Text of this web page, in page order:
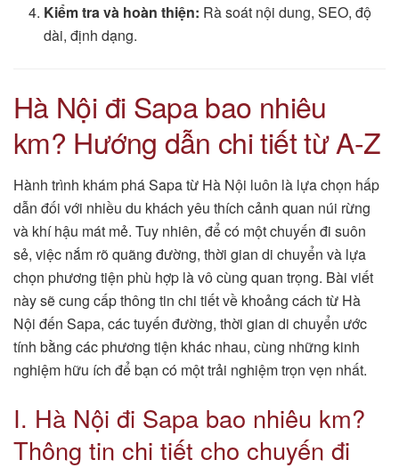
Kiểm tra và hoàn thiện: Rà soát nội dung, SEO, độ
dài, định dạng.
Hà Nội đi Sapa bao nhiêu
km? Hướng dẫn chi tiết từ A-Z
Hành trình khám phá Sapa từ Hà Nội luôn là lựa chọn hấp
dẫn đối với nhiều du khách yêu thích cảnh quan núi rừng
và khí hậu mát mẻ. Tuy nhiên, để có một chuyến đi suôn
sẻ, việc nắm rõ quãng đường, thời gian di chuyển và lựa
chọn phương tiện phù hợp là vô cùng quan trọng. Bài viết
này sẽ cung cấp thông tin chi tiết về khoảng cách từ Hà
Nội đến Sapa, các tuyến đường, thời gian di chuyển ước
tính bằng các phương tiện khác nhau, cùng những kinh
nghiệm hữu ích để bạn có một trải nghiệm trọn vẹn nhất.
I. Hà Nội đi Sapa bao nhiêu km?
Thông tin chi tiết cho chuyến đi